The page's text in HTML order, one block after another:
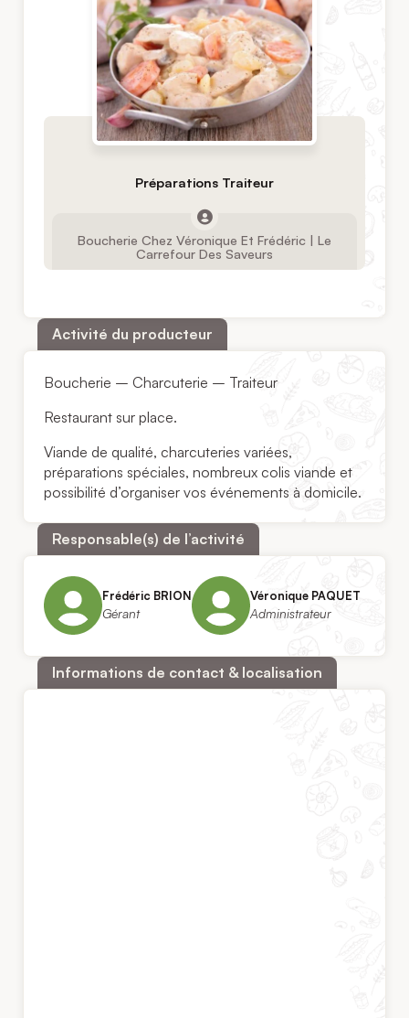
Préparations Traiteur
Boucherie Chez Véronique Et Frédéric | Le
Carrefour Des Saveurs
Activité du producteur
Boucherie – Charcuterie – Traiteur
Restaurant sur place.
Viande de qualité, charcuteries variées,
préparations spéciales, nombreux colis viande et
possibilité d’organiser vos événements à domicile.
Responsable(s) de l’activité
Frédéric BRION
Gérant
Véronique PAQUET
Administrateur
Informations de contact & localisation